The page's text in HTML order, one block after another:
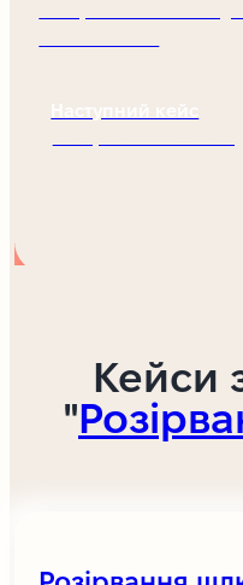
Наступний кейс
Кейси
"